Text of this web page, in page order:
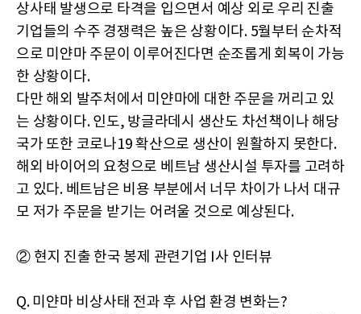
상사태 발생으로 타격을 입으면서 예상 외로 우리 진출
기업들의 수주 경쟁력은 높은 상황이다. 5월부터 순차적
으로 미얀마 주문이 이루어진다면 순조롭게 회복이 가능
한 상황이다.
다만 해외 발주처에서 미얀마에 대한 주문을 꺼리고 있
는 상황이다. 인도, 방글라데시 생산도 차선책이나 해당
국가 또한 코로나19 확산으로 생산이 원활하지 못한다.
해외 바이어의 요청으로 베트남 생산시설 투자를 고려하
고 있다. 베트남은 비용 부분에서 너무 차이가 나서 대규
모 저가 주문을 받기는 어려울 것으로 예상된다.
② 현지 진출 한국 봉제 관련기업 I사 인터뷰
Q. 미얀마 비상사태 전과 후 사업 환경 변화는?